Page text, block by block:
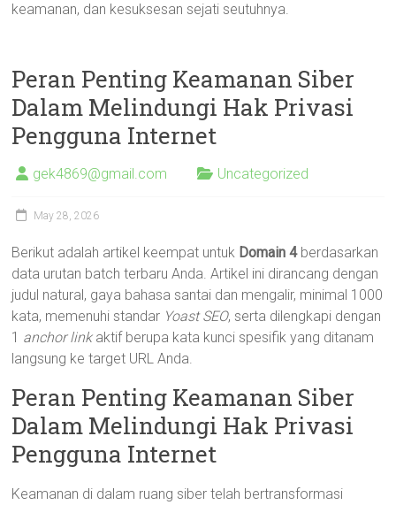
keamanan, dan kesuksesan sejati seutuhnya.
Peran Penting Keamanan Siber
Dalam Melindungi Hak Privasi
Pengguna Internet
gek4869@gmail.com Uncategorized
May 28, 2026
Berikut adalah artikel keempat untuk Domain 4berdasarkan
data urutan batch terbaru Anda. Artikel ini dirancang dengan
judul natural, gaya bahasa santai dan mengalir, minimal 1000
kata, memenuhi standar Yoast SEO, serta dilengkapi dengan
1 anchor linkaktif berupa kata kunci spesifik yang ditanam
langsung ke target URL Anda.
Peran Penting Keamanan Siber
Dalam Melindungi Hak Privasi
Pengguna Internet
Keamanan di dalam ruang siber telah bertransformasi